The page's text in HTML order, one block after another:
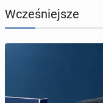
Wcześniejsze